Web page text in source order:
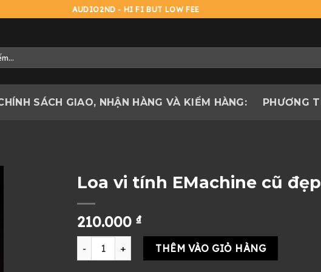
AUDIO2ND - HI FI BUT LOW FEE
SÁCH GIAO, NHẬN HÀNG VÀ KIỂM HÀNG: PHƯƠNG
Loa vi tính EMachine cũ
210.000 ₫
Loa vi tính EMachine cũ đẹp giá rẻ số lượng
THÊM VÀO GIỎ HÀNG